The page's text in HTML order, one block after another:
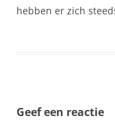
hebben er zich
Geef een reactie